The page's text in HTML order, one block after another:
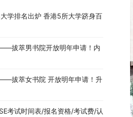
学排名出炉 香港5所大学跻身百
拔萃男书院开放明年申请！内
拔萃女书院 开放明年申请！升
考试时间表/报名资格/考试费/认